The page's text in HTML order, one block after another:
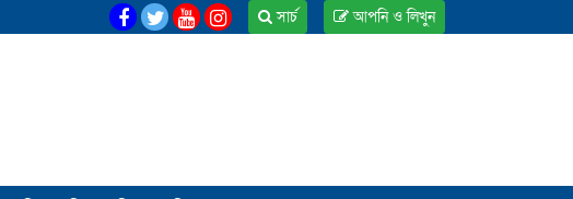
আপনি ও লিখুন
সার্চ